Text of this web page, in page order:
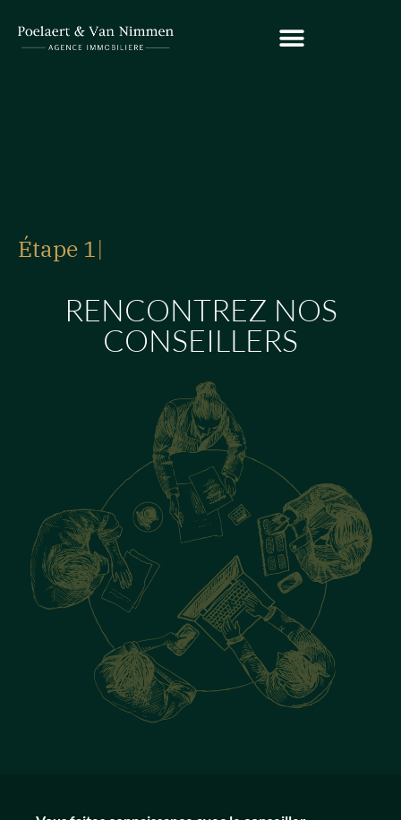
Étape 1|
RENCONTREZ NOS
CONSEILLERS